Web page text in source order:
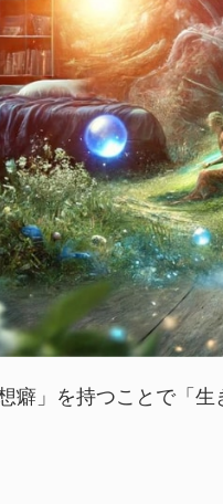
癖」を持つことで「生